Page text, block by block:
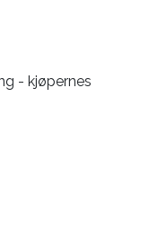
- kjøpernes